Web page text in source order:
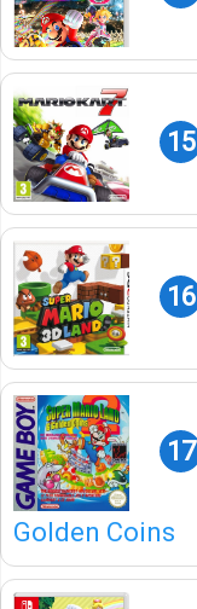
15
16
17
Golden Coins